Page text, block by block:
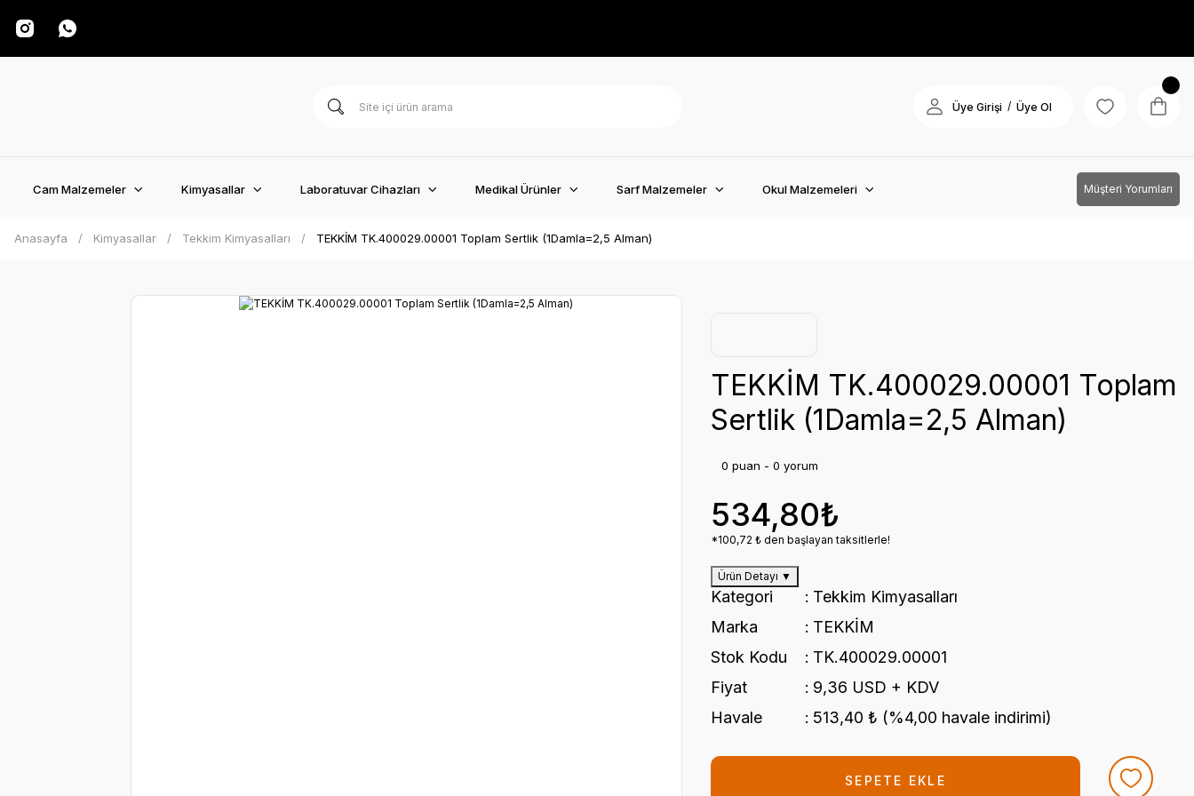
Üye Girişi / Üye Ol
Cam Malzemeler Kimyasallar Laboratuvar Cihazları Medikal Ürünler Sarf Malzemeler Okul Malzemeleri Müşteri Yorumları
Anasayfa Kimyasallar Tekkim Kimyasalları TEKKİM TK.400029.00001 Toplam Sertlik (1Damla=2,5 Alman)
TEKKİM TK.400029.00001 Toplam
Sertlik (1Damla=2,5 Alman)
0 puan - 0 yorum
534,80₺
*100,72 ₺ den başlayan taksitlerle!
Ürün Detayı ▼
Kategori
Tekkim Kimyasalları
Marka
TEKKİM
Stok Kodu
TK.400029.00001
Fiyat
9,36 USD + KDV
Havale
513,40 ₺ (%4,00 havale indirimi)
SEPETE EKLE